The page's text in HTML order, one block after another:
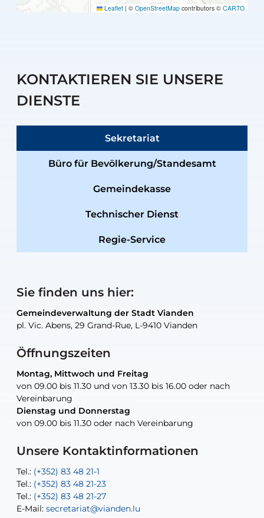
Leaflet | © OpenStreetMap contributors © CARTO
KONTAKTIEREN SIE UNSERE
DIENSTE
Sekretariat
Büro für Bevölkerung/Standesamt
Gemeindekasse
Technischer Dienst
Regie-Service
Sie finden uns hier:
Gemeindeverwaltung der Stadt Vianden
pl. Vic. Abens, 29 Grand-Rue, L-9410 Vianden
Öffnungszeiten
Montag, Mittwoch und Freitag
von 09.00 bis 11.30 und von 13.30 bis 16.00 oder nach
Vereinbarung
Dienstag und Donnerstag
von 09.00 bis 11.30 oder nach Vereinbarung
Unsere Kontaktinformationen
Tel.: (+352) 83 48 21-1
Tel.: (+352) 83 48 21-23
Tel.: (+352) 83 48 21-27
E-Mail: secretariat@vianden.lu
Gemeindeverwaltung der Stadt Vianden
pl. Vic. Abens, 29 Grand-Rue, L-9410 Vianden
Montag, Mittwoch und Freitag
von 09.00 bis 11.30 und von 13.30 bis 16.00 oder nach
Vereinbarung
Dienstag und Donnerstag
von 09.00 bis 11.30 oder nach Vereinbarung
Tel.: (+352) 83 48 21-20
Tel.: (+352) 83 48 21-22
E-Mail:sofia.carvalho@vianden.lu
E-Mail: diane.storn@vianden.lu
Gemeindeverwaltung der Stadt Vianden
pl. Vic. Abens, 29 Grand-Rue, L-9410 Vianden
nur nach Vereinbarung
Tel.: (+352) 83 48 21-24
Gemeindeverwaltung der Stadt Vianden
pl. Vic. Abens, 29 Grand-Rue, L-9410 Vianden
nur nach Vereinbarung
E-Mail: aisha.abdullah@vianden.lu
E-Mail:jos.cormemans@vianden.lu
Gemeindewerkstatt der Stadt Vianden
30, rue Neugarten, L-9422 Vianden
nur nach Vereinbarung
Tel.: (+352) 83 48 21-51
E-Mail:atelier@vianden.lu